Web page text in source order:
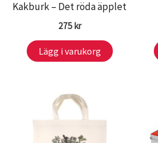
Kakburk – Det röda äpplet
275kr
Lägg i varukorg